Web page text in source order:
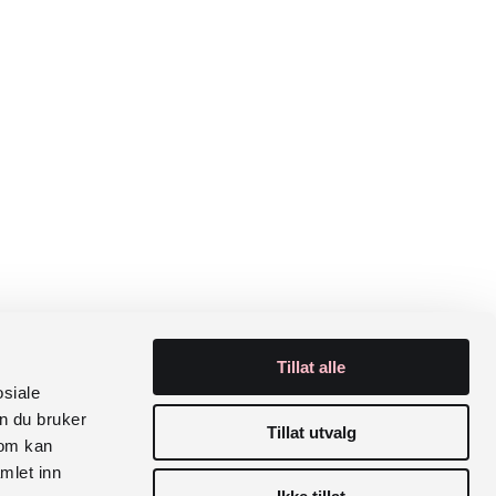
du bruker
kan
inn
Tillat alle
Tillat utvalg